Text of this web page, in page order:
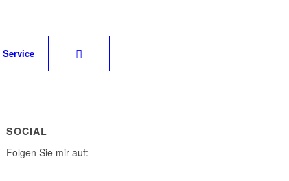
Service
SOCIAL
Folgen Sie mir auf: